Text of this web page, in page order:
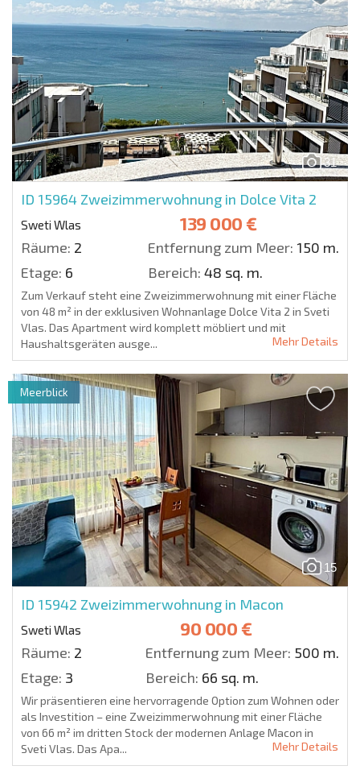
31
ID 15964 Zweizimmerwohnung in Dolce Vita 2
Sweti Wlas 139 000 €
Räume: 2 Entfernung zum Meer: 150 m.
Etage: 6 Bereich: 48 sq. m.
Zum Verkauf steht eine Zweizimmerwohnung mit einer Fläche
von 48 m² in der exklusiven Wohnanlage Dolce Vita 2 in Sveti
Vlas. Das Apartment wird komplett möbliert und mit
Haushaltsgeräten ausge...
Mehr Details
15
ID 15942 Zweizimmerwohnung in Macon
Sweti Wlas 90 000 €
Räume: 2 Entfernung zum Meer: 500 m.
Etage: 3 Bereich: 66 sq. m.
Meerblick
Wir präsentieren eine hervorragende Option zum Wohnen oder
als Investition – eine Zweizimmerwohnung mit einer Fläche
von 66 m² im dritten Stock der modernen Anlage Macon in
Sveti Vlas. Das Apa...
Mehr Details